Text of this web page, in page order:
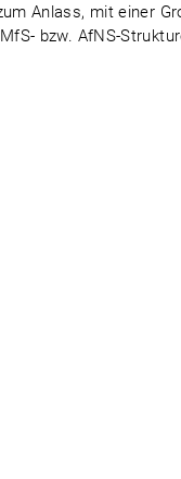
Anlass, mit einer
bzw. AfNS-